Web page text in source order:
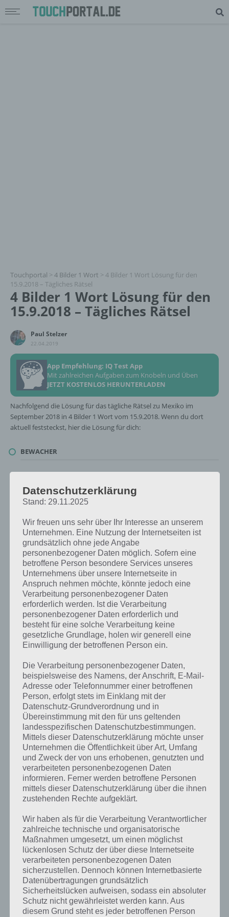
Touchportal > 4 Bilder 1 Wort > 4 Bilder 1 Wort Lösung für den
15.9.2018 – Tägliches Rätsel
4 Bilder 1 Wort Lösung für den
15.9.2018 – Tägliches Rätsel
Paul Stelzer
22.04.2019
App Empfehlung: IQ Test App
Mit zahlreichen Aufgaben zum Knobeln und Üben
JETZT KOSTENLOS HERUNTERLADEN
Nachfolgend die Lösung für das tägliche Rätsel zu Mexiko im
September 2018 in 4 Bilder 1 Wort vom 15.9.2018. Wenn du dort
aktuell feststeckst, hier die Lösung für dich:
BEWACHER
Zur Übersicht der
2018!
Kurze Begriffserklärung zur Lösung Bewacher
Bewacher ist die Lösung für das tägliche Rätsel am 15.9.2018 in 4
Bilder 1 Wort, doch welche Bedeutung hat dieses eigentlich und was
gibt es dazu zu wissen? Zu bestimmten Lösungen präsentieren wir
daher auch immer eine kurze Begriffserklärung!
Im deutschen Sprachgebrauch wird Bewacher nicht sehr häufig
eingesetzt. Was soll das eigentlich sein? Wirft man einen Blick in den
Duden, dann ist ein Bewacher einfach nur jemand, der jemand
anders oder etwas anderes bewacht. Bewacher ist also ein ziemlich
allgemein gehaltenes Wort. Ähnliche Begriffe sind Aufpasser,
Aufsehen oder Wächter.
Heutzutage wird ein Wart bzw. Aufseher von Firmen, Vereinen oder
anderen Organisationen beauftragt, eine Einrichtung, die öffentlich
zur Verfügung steht, zu führen. Er hat damit ähnliche Aufgaben wie
ein Hausmeister, hat jedoch mehr Verantwortung. Unter anderem
kann er Regeln aufstellen und überwachen, dass diese eingehalten
werden. Bei Nichteinhaltung kann er dann das Hausrecht
durchsetzen. Bei Sportvereinen spricht man dann beispielsweise
vom Platzwart, Kassenwart. Er bewacht in diesem Falle das
Vereinsgelände und achtet darauf, dass das Vereinseigentum nicht
beschädigt oder missbräuchlich genutzt wird.
Eine veraltete Bezeichnung ist auch der Wärter. SO gibt es einen
Gefängniswärter, der heute als Justizvollzugsbeamter bezeichnet
wird. Als Justizvollzugsbeamter ist man für die Betreuung,
Die Beamten werden dabei von Fachpersonal, unter anderem
Ärzten, Psychologen und Co unterstützt.
Justizvollzugsbeamte haben weiter die Aufgabe für Sicherheit und
Ordnung in den Justizvollzugsanstalten zu sorgen. Dazu werden
unter anderem Kontrollen in den Hafträumen, Bereichen oder
Lagern durchgeführt. Außerdem überwachen diese den Verkehr mit
der Außenwelt, jedoch stets unter Berürcksichtigung der
Anweisungen durch Haftrichter oder Staatsanwaltschaft.
Datenschutzerklärung
Stand: 29.11.2025
Wir freuen uns sehr über Ihr Interesse an unserem
Unternehmen. Eine Nutzung der Internetseiten ist
grundsätzlich ohne jede Angabe
personenbezogener Daten möglich. Sofern eine
betroffene Person besondere Services unseres
Unternehmens über unsere Internetseite in
Anspruch nehmen möchte, könnte jedoch eine
Verarbeitung personenbezogener Daten
erforderlich werden. Ist die Verarbeitung
personenbezogener Daten erforderlich und
besteht für eine solche Verarbeitung keine
gesetzliche Grundlage, holen wir generell eine
Einwilligung der betroffenen Person ein.
Die Verarbeitung personenbezogener Daten,
beispielsweise des Namens, der Anschrift, E-Mail-
Adresse oder Telefonnummer einer betroffenen
Person, erfolgt stets im Einklang mit der
Datenschutz-Grundverordnung und in
Übereinstimmung mit den für uns geltenden
landesspezifischen Datenschutzbestimmungen.
Mittels dieser Datenschutzerklärung möchte unser
Unternehmen die Öffentlichkeit über Art, Umfang
und Zweck der von uns erhobenen, genutzten und
verarbeiteten personenbezogenen Daten
informieren. Ferner werden betroffene Personen
mittels dieser Datenschutzerklärung über die ihnen
zustehenden Rechte aufgeklärt.
Wir haben als für die Verarbeitung Verantwortlicher
zahlreiche technische und organisatorische
Maßnahmen umgesetzt, um einen möglichst
lückenlosen Schutz der über diese Internetseite
verarbeiteten personenbezogenen Daten
sicherzustellen. Dennoch können Internetbasierte
Datenübertragungen grundsätzlich
Sicherheitslücken aufweisen, sodass ein absoluter
Schutz nicht gewährleistet werden kann. Aus
diesem Grund steht es jeder betroffenen Person